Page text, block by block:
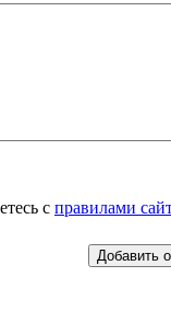
с правилами
Добавить